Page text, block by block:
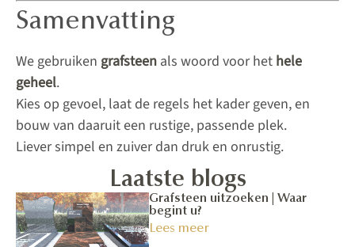
Samenvatting
We gebruiken grafsteen als woord voor het hele
geheel.
Kies op gevoel, laat de regels het kader geven, en
bouw van daaruit een rustige, passende plek.
Liever simpel en zuiver dan druk en onrustig.
Laatste blogs
Grafsteen uitzoeken | Waar
begint u?
Lees meer